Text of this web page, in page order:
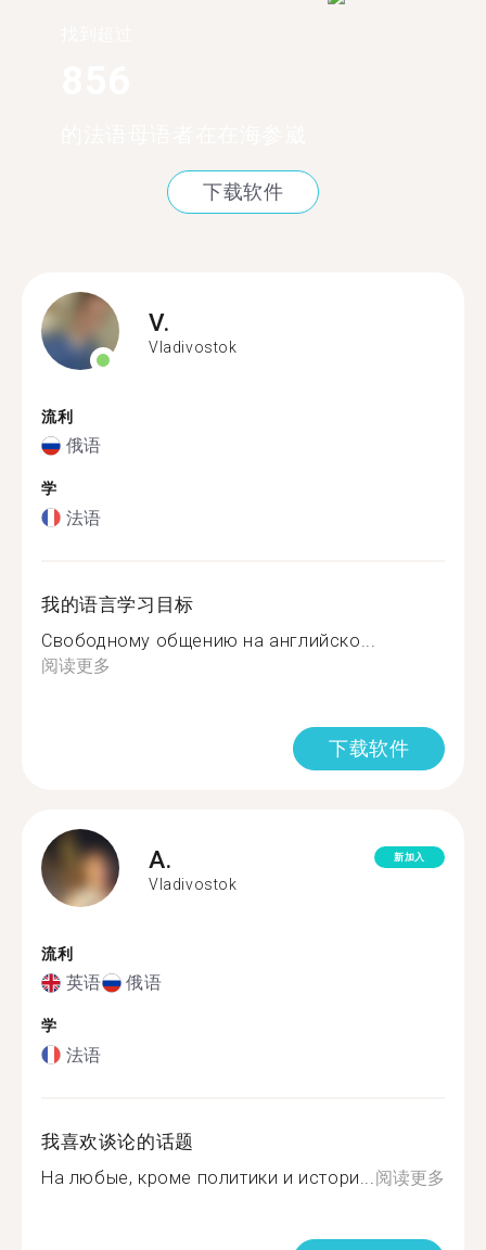
下载软件
V.
Vladivostok
流利
俄语
学
法语
我的语言学习目标
Свободному общению на английско...
阅读更多
下载软件
A.
Vladivostok
新加入
流利
英语 俄语
学
法语
我喜欢谈论的话题
На любые, кроме политики и истори... 阅读更多